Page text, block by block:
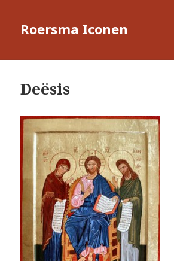
Roersma Iconen
Deësis